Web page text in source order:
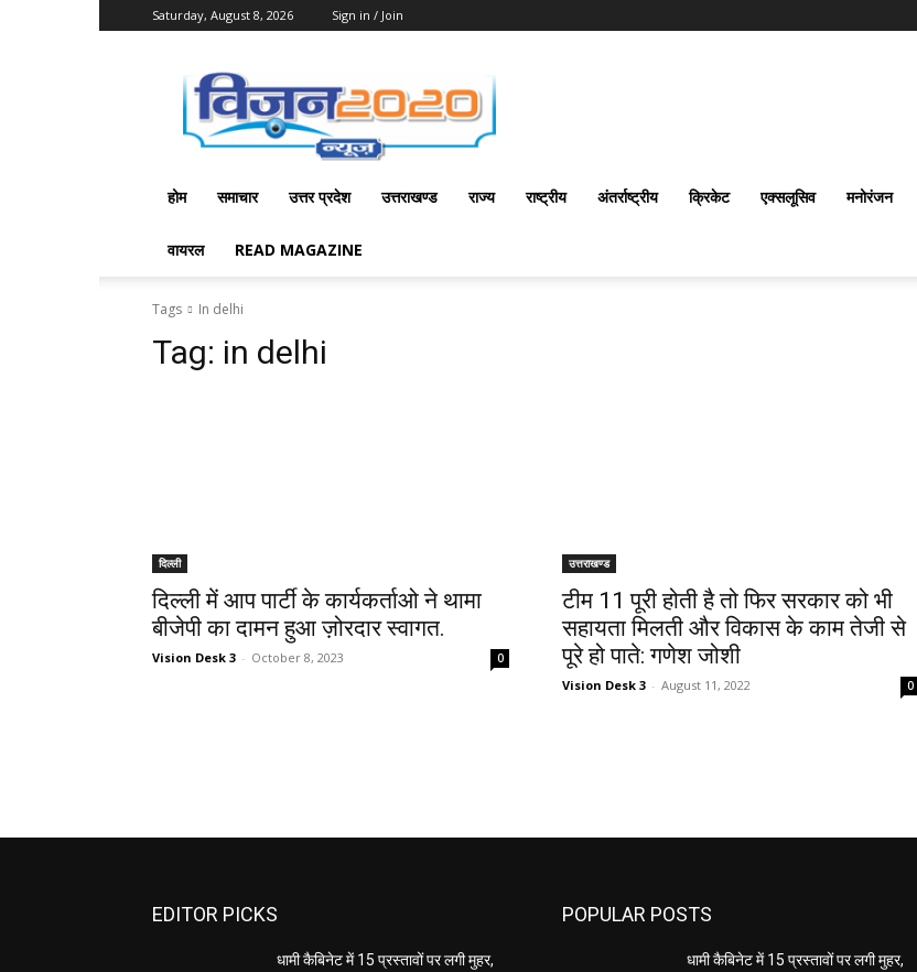
Saturday, August 8, 2026 Sign in / Join
2020
News
होम समाचार उत्तर प्रदेश उत्तराखण्ड राज्य राष्ट्रीय अंतर्राष्‍ट्रीय क्रिकेट एक्सलूसिव मनोरंजन
वायरल READ MAGAZINE
Tags In delhi
Tag: in delhi
दिल्ली
दिल्ली में आप पार्टी के कार्यकर्ताओ ने थामा
बीजेपी का दामन हुआ ज़ोरदार स्वागत.
Vision Desk 3 - October 8, 2023 0
उत्तराखण्ड
टीम 11 पूरी होती है तो फिर सरकार को भी
सहायता मिलती और विकास के काम तेजी से
पूरे हो पाते: गणेश जोशी
Vision Desk 3 - August 11, 2022 0
EDITOR PICKS
धामी कैबिनेट में 15 प्रस्तावों पर लगी मुहर,
POPULAR POSTS
धामी कैबिनेट में 15 प्रस्तावों पर लगी मुहर,